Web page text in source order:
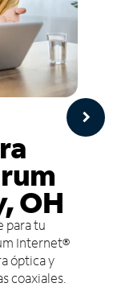
OH
para tu
Internet®
óptica y
coaxiales.